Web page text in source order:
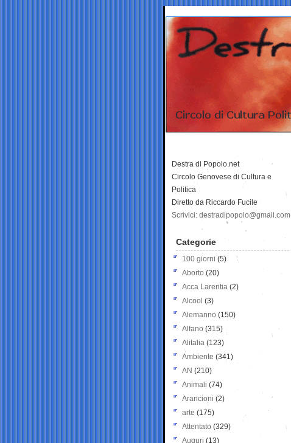
Destra di Popolo.net
Circolo Genovese di Cultura e
Politica
Diretto da Riccardo Fucile
Scrivici: destradipopolo@gmail.com
Categorie
100 giorni (5)
Aborto (20)
Acca Larentia (2)
Alcool (3)
Alemanno (150)
Alfano (315)
Alitalia (123)
Ambiente (341)
AN (210)
Animali (74)
Arancioni (2)
arte (175)
Attentato (329)
Auguri (13)